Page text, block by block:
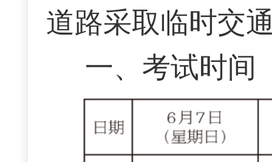
道路采取临时交
一、考试时间